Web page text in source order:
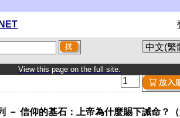
View this page on the full site.
－ 信仰的基石：上帝為什麼賜下誡命？